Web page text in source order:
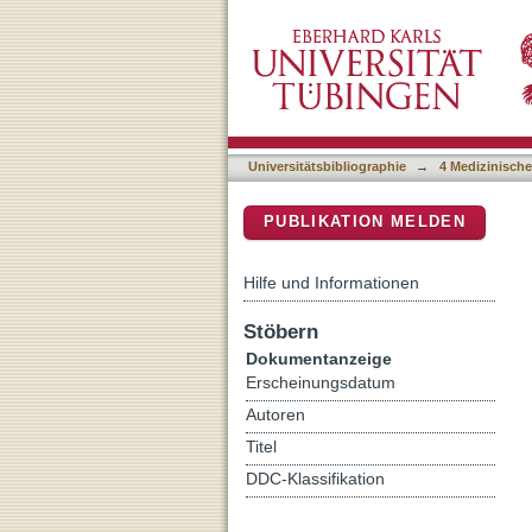
Universitätsbibliographie → 4
PUBLIKATION MELDEN
Hilfe und Informationen
Stöbern
Dokumentanzeige
Erscheinungsdatum
Autoren
Titel
DDC-Klassifikation